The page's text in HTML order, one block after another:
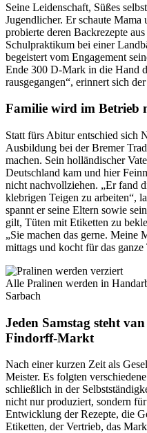
Seine Leidenschaft, Süßes
Jugendlicher. Er schaute Mama
probierte deren Backrezepte
Schulpraktikum bei einer
begeistert vom Engagement
Ende 300 D-Mark in die Hand
rausgegangen“, erinnert sich
Familie wird im Betrieb
Statt fürs Abitur entschied sich
Ausbildung bei der Bremer
machen. Sein holländischer
Deutschland kam und hier
nicht nachvollziehen. „Er fand
klebrigen Teigen zu arbeiten“,
spannt er seine Eltern sowie
gilt, Tüten mit Etiketten zu
„Sie machen das gerne. Meine
mittags und kocht für das ganze
Alle Pralinen werden in
Sarbach
Jeden Samstag steht
Findorff-Markt
Nach einer kurzen Zeit als
Meister. Es folgten
schließlich in der
nicht nur produziert, sondern
Entwicklung der Rezepte, die
Etiketten, der Vertrieb, das